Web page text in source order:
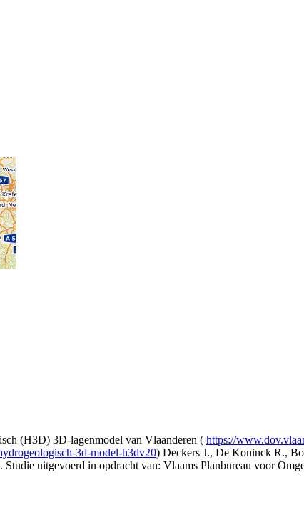
(H3D) 3D-lagenmodel van Vlaanderen ( https://
3d-model-h3dv20) Deckers J., De Koninck R.,
uitgevoerd in opdracht van: Vlaams Planbureau voor